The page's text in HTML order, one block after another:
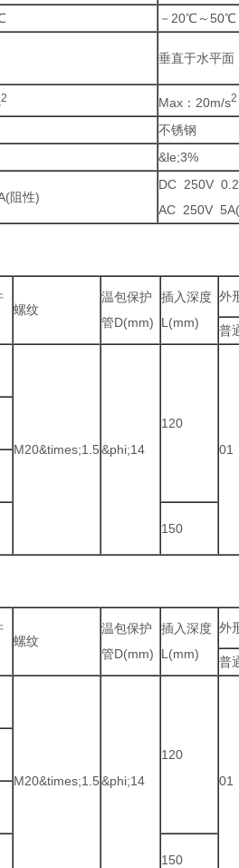
－20℃～50℃
垂直于水平面
2 Max：20m/s2
不锈钢
&le;3%
阻性)
DC 250V
AC 250V
螺纹
温包保护
管D(mm)
插入深度
L(mm)
外
普
M20&times;1.5 &phi;14
120
01
150
螺纹
温包保护
管D(mm)
插入深度
L(mm)
外
普
M20&times;1.5 &phi;14
120
01
150